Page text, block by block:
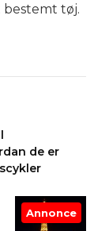
bestemt tøj.
de er
Annonce